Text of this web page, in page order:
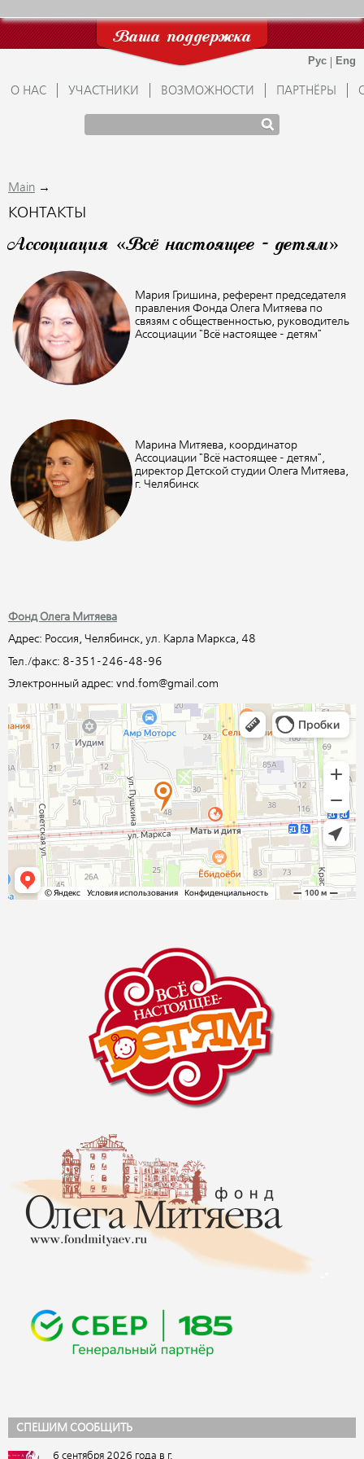
Ваша поддержка
О НАС УЧАСТНИКИ ВОЗМОЖНОСТИ ПАРТНЁРЫ
СПЕШИМ СООБЩИТЬ
6 сентября 2026 года в г.
Main →
КОНТАКТЫ
Ассоциация «Всё настоящее - детям»
Мария Гришина, референт председателя
правления Фонда Олега Митяева по
связям с общественностью, руководитель
Ассоциации "Всё настоящее - детям"
Марина Митяева, координатор
Ассоциации "Всё настоящее - детям",
директор Детской студии Олега Митяева,
г. Челябинск
Фонд Олега Митяева
Адрес: Россия, Челябинск, ул. Карла Маркса, 48
Тел./факс: 8-351-246-48-96
Электронный адрес: vnd.fom@gmail.com